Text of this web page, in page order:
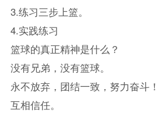
3.练习三步上篮。
4.实践练习
篮球的真正精神是什么？
没有兄弟，没有篮球。
永不放弃，团结一致，努力奋斗！
互相信任。